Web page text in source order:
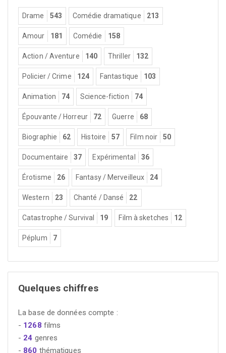
Drame 543 Comédie dramatique 213
Amour 181 Comédie 158
Action / Aventure 140 Thriller 132
Policier / Crime 124 Fantastique 103
Animation 74 Science-fiction 74
Épouvante / Horreur 72 Guerre 68
Biographie 62 Histoire 57 Film noir 50
Documentaire 37 Expérimental 36
Érotisme 26 Fantasy / Merveilleux 24
Western 23 Chanté / Dansé 22
Catastrophe / Survival 19 Film à sketches 12
Péplum 7
Quelques chiffres
La base de données compte :
- 1268 films
- 24 genres
- 860 thématiques